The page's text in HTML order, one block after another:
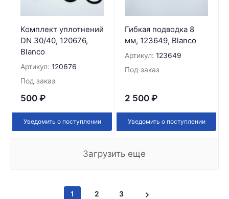
Комплект уплотнений
DN 30/40, 120676,
Blanco
Артикул: 120676
Под заказ
500 ₽
Уведомить о поступлении
Гибкая подводка 8
мм, 123649, Blanco
Артикул: 123649
Под заказ
2 500 ₽
Уведомить о поступлении
Загрузить еще
1 2 3